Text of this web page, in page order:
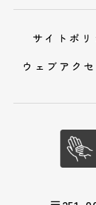
サイトポリ
ウェブアク